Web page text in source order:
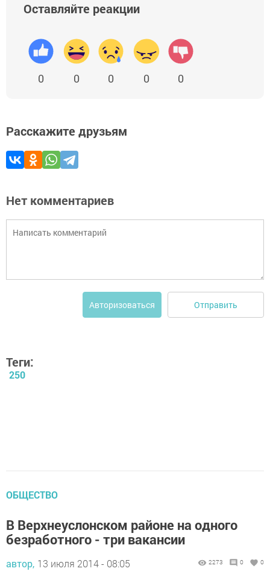
Оставляйте реакции
0 0 0 0 0
Расскажите друзьям
Нет комментариев
Авторизоваться Отправить
Теги:
250
ОБЩЕСТВО
В Верхнеуслонском районе на одного
безработного - три вакансии
автор, 13 июля 2014 - 08:05 2273 0 0